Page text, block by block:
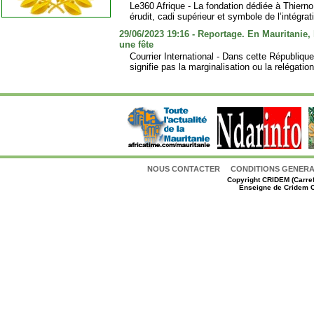
Le360 Afrique - La fondation dédiée à
érudit, cadi supérieur et symbole de
29/06/2023 19:16 - Reportage. En
une fête
Courrier International - Dans cette
signifie pas la marginalisation ou la
NOUS CONTACTER CONDITIONS
CopyrightCRIDEM
Enseigne de Cridem